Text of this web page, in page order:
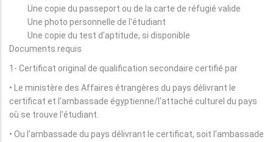
Une copie du passeport ou de la carte de réfugié valide
Une photo personnelle de l'étudiant
Une copie du test d'aptitude, si disponible
Documents requis
1- Certificat original de qualification secondaire certifié par
• Le ministère des Affaires étrangères du pays délivrant le
certificat et l'ambassade égyptienne/l'attaché culturel du pays
où se trouve l'étudiant.
• Ou l'ambassade du pays délivrant le certificat, soit l'ambassade